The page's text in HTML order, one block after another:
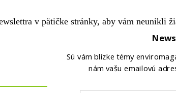
v pätičke stránky, aby vám neunikli
Sú vám blízke témy
nám vašu emailovú